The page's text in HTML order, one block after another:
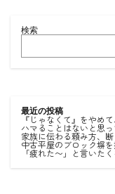
検索
最近の投稿
『じゃなくて』をやめ
ハマることはないと思
家族に伝わる頼み方、
中古平屋のブロック塀
「疲れた〜」と言いた